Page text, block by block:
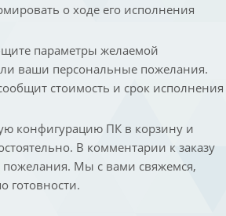
о ходе его исполнения
параметры желаемой
ваши персональные пожелания.
стоимость и срок исполнения
конфигурацию ПК в корзину и
В комментарии к заказу
Мы с вами свяжемся,
готовности.